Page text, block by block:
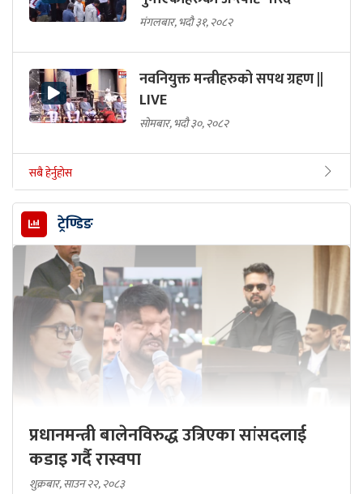
मंगलबार, भदौ ३१, २०८२
नवनियुक्त मन्त्रीहरुको सपथ ग्रहण ||
LIVE
सोमबार, भदौ ३०, २०८२
सबै हेर्नुहोस
ट्रेण्डिङ
प्रधानमन्त्री बालेनविरुद्ध उत्रिएका सांसदलाई
कडाइ गर्दै रास्वपा
शुक्रबार, साउन २२, २०८३